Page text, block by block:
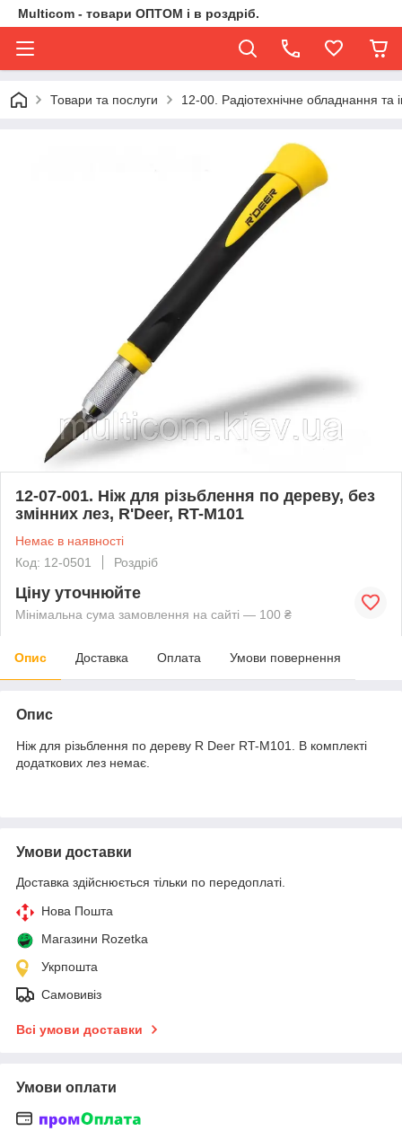
Multicom - товари ОПТОМ і в роздріб.
Товари та послуги 12-00. Радіотехнічне обладнання та
12-07-001. Ніж для різьблення по дереву, без
змінних лез, R'Deer, RT-M101
Немає в наявності
Код: 12-0501
Роздріб
Ціну уточнюйте
Мінімальна сума замовлення на сайті — 100 ₴
Опис Доставка Оплата Умови повернення
Опис
Ніж для різьблення по дереву R Deer RT-M101. В комплекті
додаткових лез немає.
Умови доставки
Доставка здійснюється тільки по передоплаті.
Нова Пошта
Магазини Rozetka
Укрпошта
Самовивіз
Всі умови доставки
Умови оплати